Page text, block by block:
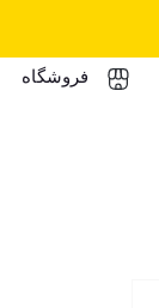
فروشگاه